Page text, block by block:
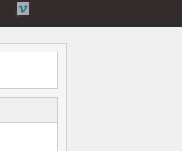
Collegamenti
Vimeo